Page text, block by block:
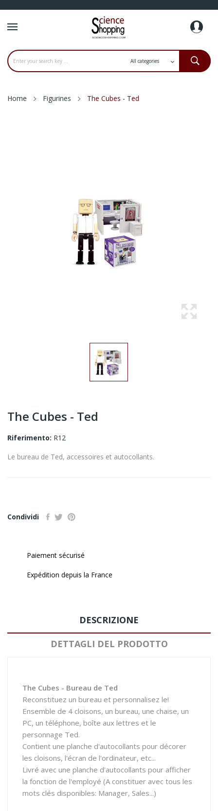
Home Figurines The Cubes - Ted
The Cubes - Ted
Riferimento: R12
Le bureau de Ted, accessoires et autocollants.
Condividi
Paiement sécurisé
Expédition depuis la France
DESCRIZIONE
DETTAGLI DEL PRODOTTO
The Cubes - Bureau de Ted
Reconstituez un bureau et personnalisez le!
Ensemble de 4 cloisons, un bureau, une chaise, un
PC, un téléphone, boîte aux lettres et le
personnage Ted.
Contient une planche d'autocollants pour décorer
les cloisons, l'écran de l'ordinateur, etc...
Livré avec une planche d'autocollants pour afficher
la fonction de l'employé (A constituer avec tous les
mots clés disponibles: Manager, Sales...)